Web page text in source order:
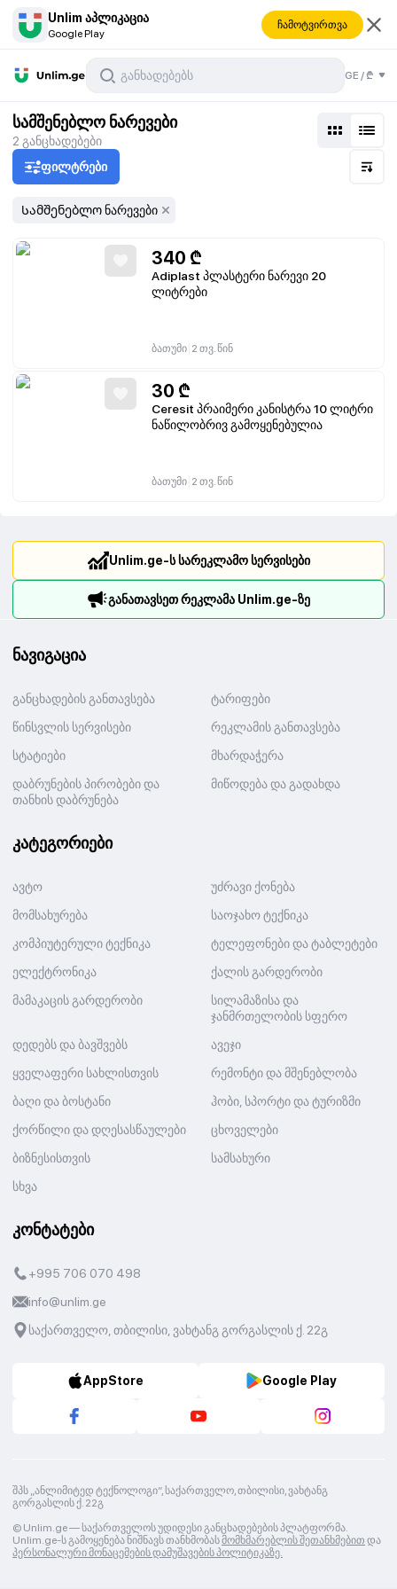
Unlim აპლიკაცია
Google Play
ჩამოტვირთვა
GE /₾
სამშენებლო ნარევები
2 განცხადებები
ფილტრები
Სამშენებლო ნარევები
340 ₾
Adiplast პლასტერი ნარევი 20
ლიტრები
ბათუმი 2 თვ. წინ
30 ₾
Ceresit პრაიმერი კანისტრა 10 ლიტრი
ნაწილობრივ გამოყენებულია
ბათუმი 2 თვ. წინ
Unlim.ge-ს სარეკლამო სერვისები
განათავსეთ რეკლამა Unlim.ge-ზე
ნავიგაცია
განცხადების განთავსება
ტარიფები
წინსვლის სერვისები
რეკლამის განთავსება
სტატიები
მხარდაჭერა
დაბრუნების პირობები და
თანხის დაბრუნება
მიწოდება და გადახდა
კატეგორიები
ავტო
უძრავი ქონება
მომსახურება
საოჯახო ტექნიკა
კომპიუტერული ტექნიკა
ტელეფონები და ტაბლეტები
ელექტრონიკა
ქალის გარდერობი
მამაკაცის გარდერობი
სილამაზისა და
ჯანმრთელობის სფერო
დედებს და ბავშვებს
ავეჯი
ყველაფერი სახლისთვის
რემონტი და მშენებლობა
ბაღი და ბოსტანი
ჰობი, სპორტი და ტურიზმი
ქორწილი და დღესასწაულები
ცხოველები
ბიზნესისთვის
სამსახური
სხვა
კონტატები
+995 706 070 498
info@unlim.ge
საქართველო, თბილისი, ვახტანგ გორგასლის ქ. 22გ
AppStore Google Play
შპს „ანლიმიტედ ტექნოლოგი“, საქართველო, თბილისი, ვახტანგ
გორგასლის ქ. 22გ
© Unlim.ge —საქართველოს უდიდესი განცხადებების პლატფორმა.
Unlim.ge-ს გამოყენება ნიშნავს თანხმობასმომხმარებლის შეთანხმებით და
პერსონალური მონაცემების დამუშავების პოლიტიკაზე.